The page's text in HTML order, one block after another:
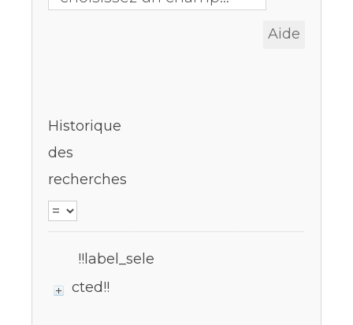
Historique
des
recherches
!!label_sele
cted!!